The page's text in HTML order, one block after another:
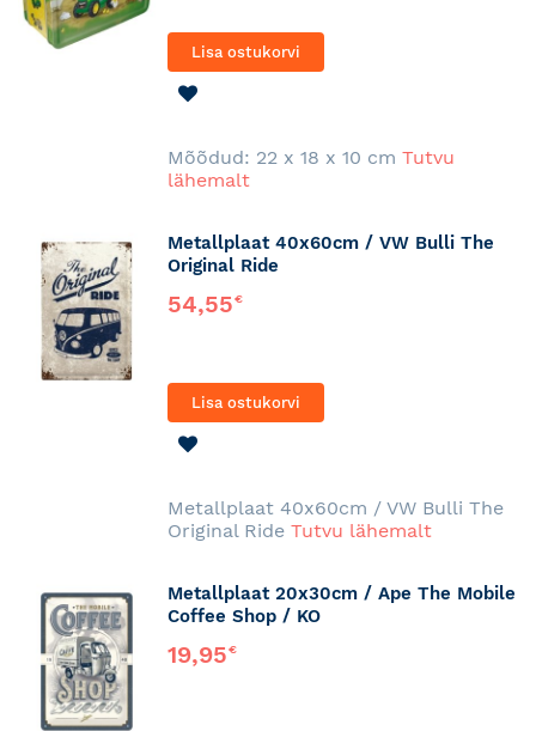
Lisa ostukorvi
Mõõdud: 22 x 18 x 10 cm Tutvu
lähemalt
Metallplaat 40x60cm / VW Bulli The
Original Ride
54,55€
Lisa ostukorvi
Metallplaat 40x60cm / VW Bulli The
Original Ride Tutvu lähemalt
Metallplaat 20x30cm / Ape The Mobile
Coffee Shop / KO
19,95€